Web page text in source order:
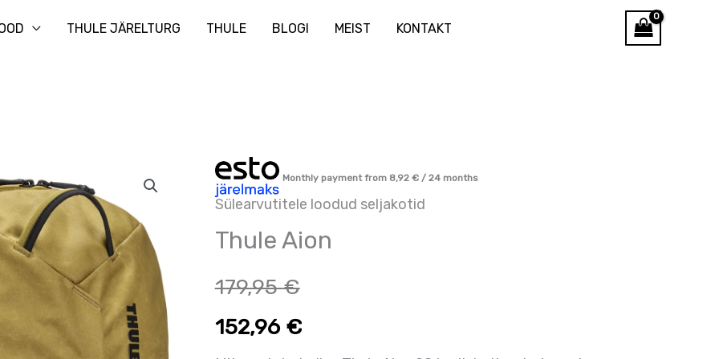
THULE JÄRELTURG THULE BLOGI MEIST KONTAKT
Monthly payment from 8,92 €/ 24 months
Sülearvutitele loodud seljakotid
Thule Aion
179,95€
152,96 €
Thule
Aion